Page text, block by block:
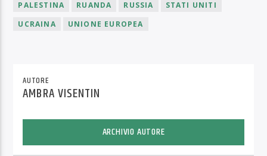
PALESTINA
RUANDA RUSSIA
STATI UNITI
UCRAINA
UNIONE EUROPEA
AUTORE
AMBRA VISENTIN
ARCHIVIO AUTORE